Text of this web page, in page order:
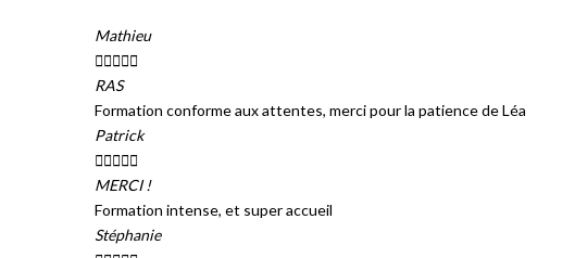
Mathieu

RAS
Formation conforme aux attentes, merci pour la patience de Léa
Patrick

MERCI !
Formation intense, et super accueil
Stéphanie